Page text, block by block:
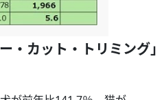
・カット・トリミング」